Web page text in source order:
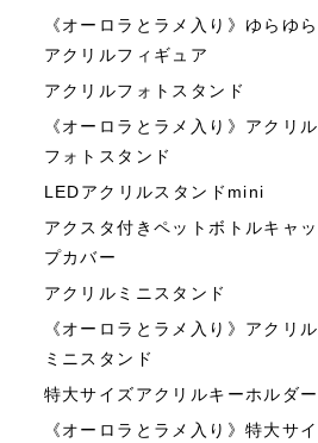
《オーロラとラメ入り》ゆらゆら
アクリルフィギュア
アクリルフォトスタンド
《オーロラとラメ入り》アクリル
フォトスタンド
LEDアクリルスタンドmini
アクスタ付きペットボトルキャッ
プカバー
アクリルミニスタンド
《オーロラとラメ入り》アクリル
ミニスタンド
特大サイズアクリルキーホルダー
《オーロラとラメ入り》特大サイ